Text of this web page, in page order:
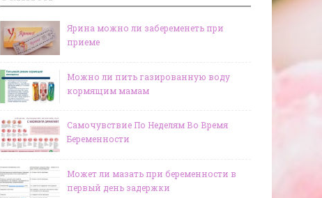
Ярина можно ли забеременеть при
приеме
Можно ли пить газированную воду
кормящим мамам
Самочувствие По Неделям Во Время
Беременности
Может ли мазать при беременности в
первый день задержки